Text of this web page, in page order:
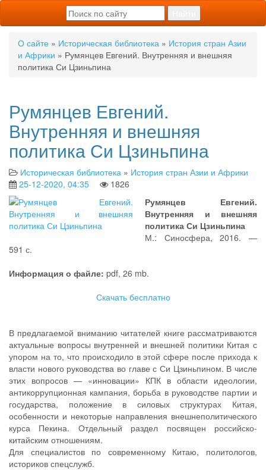
О сайте » Историческая библиотека » История стран Азии
и Африки » Румянцев Евгений. Внутренняя и внешняя
политика Си Цзиньпина
Румянцев Евгений.
Внутренняя и внешняя
политика Си Цзиньпина
Историческая библиотека » История стран Азии и Африки
25-12-2020, 04:35
1826
Румянцев Евгений.
Внутренняя и внешняя
политика Си Цзиньпина
М.: Синосфера, 2016. —
591 с.
Информация о файле: pdf, 26 mb.
Скачать бесплатно
В предлагаемой вниманию читателей книге рассматриваются
актуальные вопросы внутренней и внешней политики Китая с
упором на то, что происходило в этой сфере после прихода к
власти нового руководства во главе с Си Цзиньпином. В числе
этих вопросов — «инновации» КПК в области идеологии,
антикоррупционная кампания, борьба в руководстве партии и
государства, положение в силовых структурах Китая,
особенности и некоторые направления внешнеполитического
курса Пекина. Отдельный раздел посвящен российско-
китайским отношениям.
Для специалистов по современному Китаю, политологов,
историков спецслужб.